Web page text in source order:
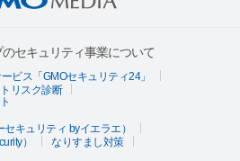
セキュリティ事業について
ビス「GMOセキュリティ24」
リスク診断
キュリティ byイエラエ）
）
なりすまし対策